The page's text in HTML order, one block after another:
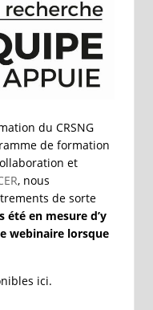
du CRSNG
de formation
et
, nous
de sorte
été en mesure d’y
webinaire lorsque
ici.